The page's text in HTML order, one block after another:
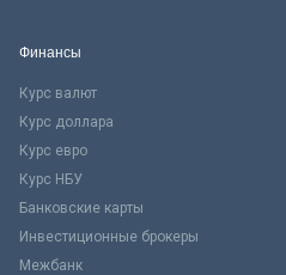
Финансы
Курс валют
Курс доллара
Курс евро
Курс НБУ
Банковские карты
Инвестиционные брокеры
Межбанк